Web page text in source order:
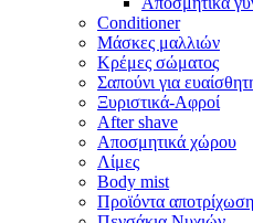
Conditioner
Μάσκες μαλλιών
Κρέμες σώματος
Σαπούνι για
Ξυριστικά-Αφροί
After shave
Αποσμητικά χώρου
Λίμες
Body mist
Προϊόντα